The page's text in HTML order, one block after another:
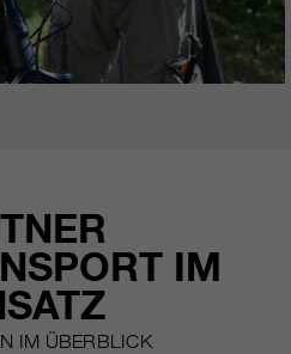
IM
IM ÜBERBLICK